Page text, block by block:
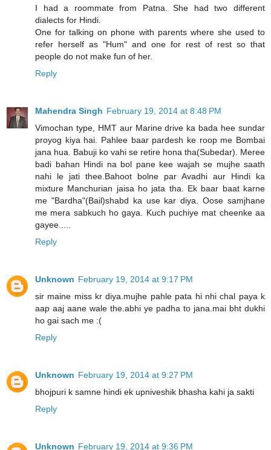
I had a roommate from Patna. She had two different
dialects for Hindi.
One for talking on phone with parents where she used to
refer herself as "Hum" and one for rest of rest so that
people do not make fun of her.
Reply
Mahendra Singh February 19, 2014 at 8:48 PM
Vimochan type, HMT aur Marine drive ka bada hee sundar
proyog kiya hai. Pahlee baar pardesh ke roop me Bombai
jana hua. Babuji ko vahi se retire hona tha(Subedar). Meree
badi bahan Hindi na bol pane kee wajah se mujhe saath
nahi le jati thee.Bahoot bolne par Avadhi aur Hindi ka
mixture Manchurian jaisa ho jata tha. Ek baar baat karne
me "Bardha"(Bail)shabd ka use kar diya. Oose samjhane
me mera sabkuch ho gaya. Kuch puchiye mat cheenke aa
gayee.....
Reply
Unknown February 19, 2014 at 9:17 PM
sir maine miss kr diya.mujhe pahle pata hi nhi chal paya k
aap aaj aane wale the.abhi ye padha to jana.mai bht dukhi
ho gai sach me :(
Reply
Unknown February 19, 2014 at 9:27 PM
bhojpuri k samne hindi ek upniveshik bhasha kahi ja sakti
Reply
Unknown February 19, 2014 at 9:36 PM